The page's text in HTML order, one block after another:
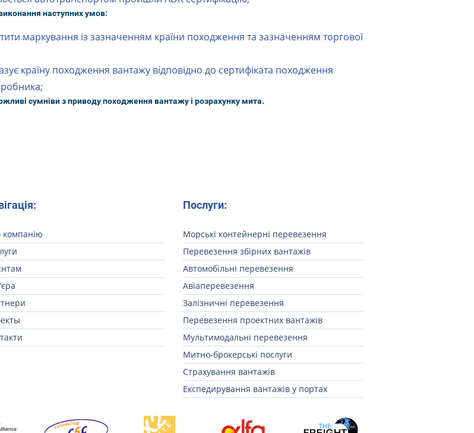
наступних умов:
маркування із зазначенням країни походження та зазначенням торгової
країну походження вантажу відповідно до сертифіката походження
сумніви з приводу походження вантажу і розрахунку мита.
компанію
Послуги:
Морські контейнерні перевезення
Перевезення збірних вантажів
Автомобільні перевезення
Авіаперевезення
Залізничні перевезення
Перевезення проектних вантажів
Мультимодальні перевезення
Митно-брокерські послуги
Страхування вантажів
Експедирування вантажів у портах